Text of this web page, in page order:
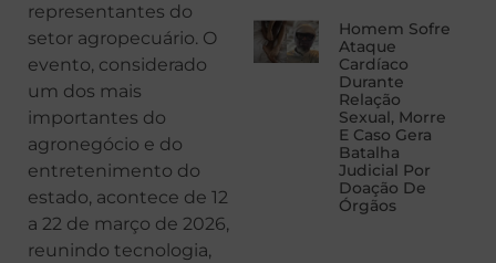
representantes do
setor agropecuário. O
evento, considerado
um dos mais
importantes do
agronegócio e do
entretenimento do
estado, acontece de 12
a 22 de março de 2026,
reunindo tecnologia,
Homem Sofre
Ataque
Cardíaco
Durante
Relação
Sexual, Morre
E Caso Gera
Batalha
Judicial Por
Doação De
Órgãos